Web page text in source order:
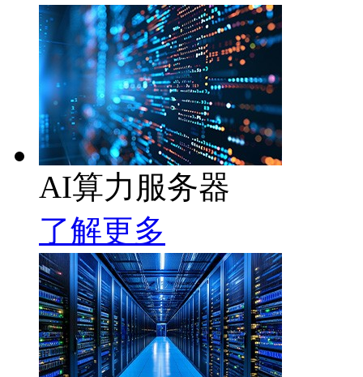
AI算力服务器
了解更多